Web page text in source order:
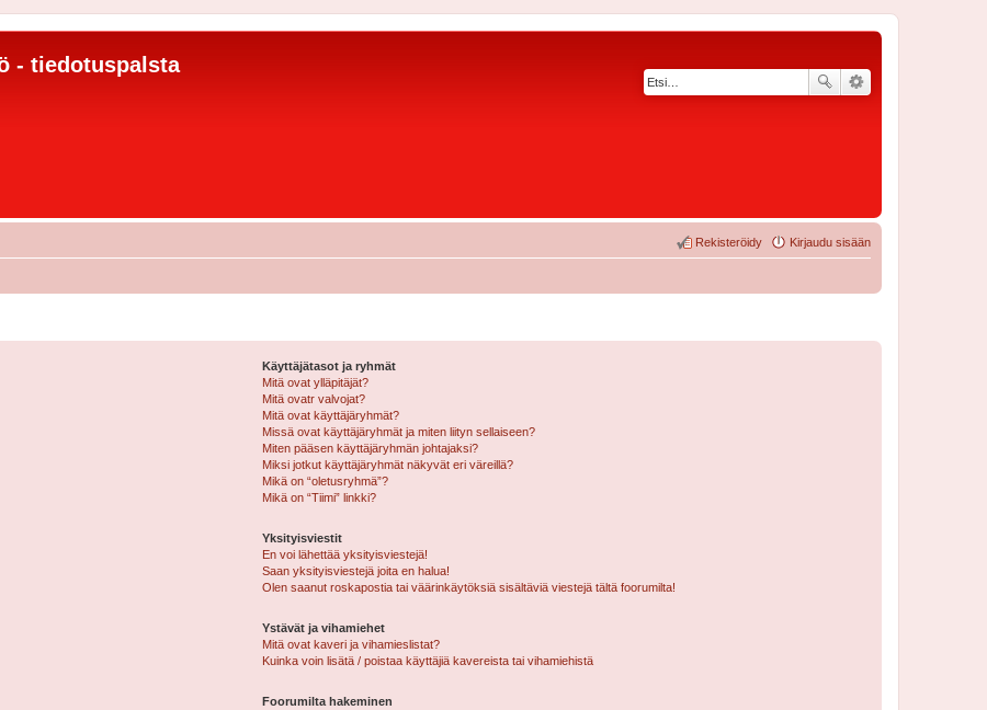
- tiedotuspalsta
Kirjaudu sisään
Rekisteröidy
Käyttäjätasot ja ryhmät
Mitä ovat ylläpitäjät?
Mitä ovatr valvojat?
Mitä ovat käyttäjäryhmät?
Missä ovat käyttäjäryhmät ja miten liityn sellaiseen?
Miten pääsen käyttäjäryhmän johtajaksi?
Miksi jotkut käyttäjäryhmät näkyvät eri väreillä?
Mikä on “oletusryhmä”?
Mikä on “Tiimi” linkki?
Yksityisviestit
En voi lähettää yksityisviestejä!
Saan yksityisviestejä joita en halua!
Olen saanut roskapostia tai väärinkäytöksiä sisältäviä viestejä tältä foorumilta!
Ystävät ja vihamiehet
Mitä ovat kaveri ja vihamieslistat?
Kuinka voin lisätä / poistaa käyttäjiä kavereista tai vihamiehistä
Foorumilta hakeminen